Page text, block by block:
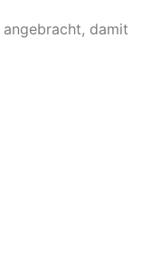
damit